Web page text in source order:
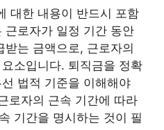
대한 내용이 반드시 포함
근로자가 일정 기간 동안
는 금액으로, 근로자의
소입니다. 퇴직금을 정확
법적 기준을 이해해야
로자의 근속 기간에 따라
기간을 명시하는 것이 필